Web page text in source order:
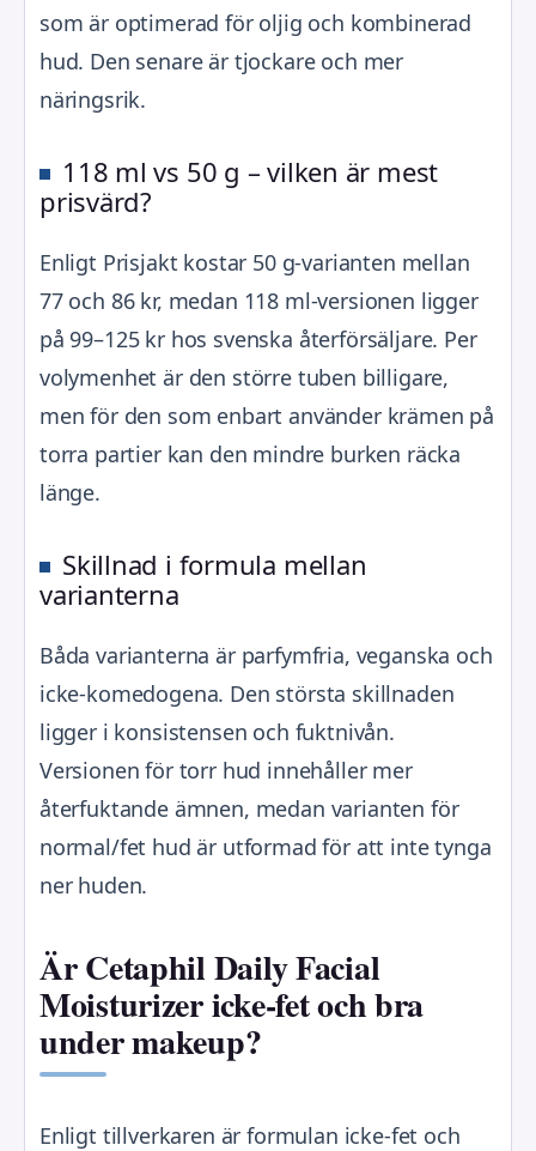
som är optimerad för oljig och kombinerad
hud. Den senare är tjockare och mer
näringsrik.
118 ml vs 50 g – vilken är mest
prisvärd?
Enligt Prisjakt kostar 50 g-varianten mellan
77 och 86 kr, medan 118 ml-versionen ligger
på 99–125 kr hos svenska återförsäljare. Per
volymenhet är den större tuben billigare,
men för den som enbart använder krämen på
torra partier kan den mindre burken räcka
länge.
Skillnad i formula mellan
varianterna
Båda varianterna är parfymfria, veganska och
icke-komedogena. Den största skillnaden
ligger i konsistensen och fuktnivån.
Versionen för torr hud innehåller mer
återfuktande ämnen, medan varianten för
normal/fet hud är utformad för att inte tynga
ner huden.
Är Cetaphil Daily Facial
Moisturizer icke-fet och bra
under makeup?
Enligt tillverkaren är formulan icke-fet och